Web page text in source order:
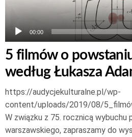
00:00
5 filmów o
według Łukasza
https://audycjekulturalne.pl/wp-
content/uploads/2019/08/
W związku z 75. rocznicą wybuchu
warszawskiego, zapraszamy do